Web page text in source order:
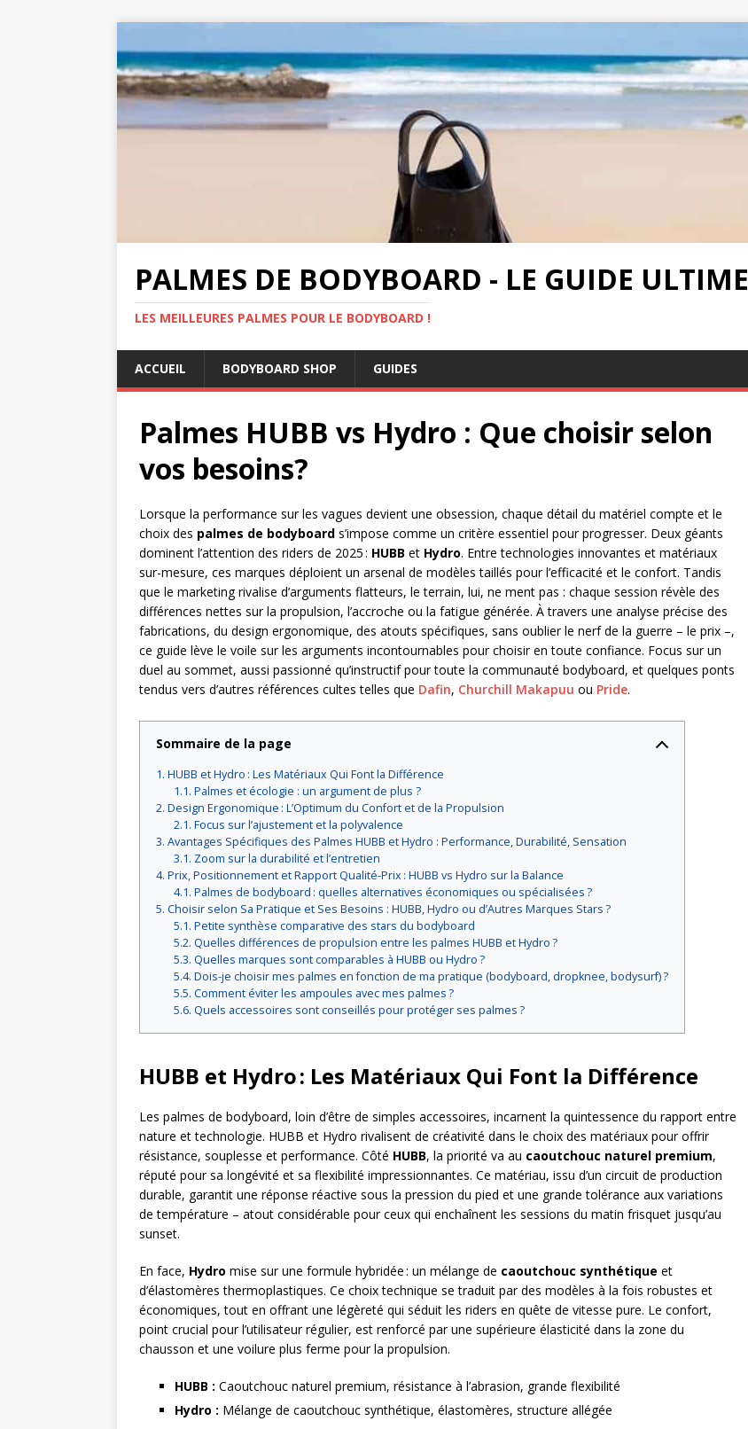
PALMES DE BODYBOARD - LE GUIDE ULTIME
LES MEILLEURES PALMES POUR LE BODYBOARD !
ACCUEIL BODYBOARD SHOP GUIDES
Palmes HUBB vs Hydro : Que choisir selon
vos besoins?
Lorsque la performance sur les vagues devient une obsession, chaque détail du matériel compte et le
choix des palmes de bodyboard s’impose comme un critère essentiel pour progresser. Deux géants
dominent l’attention des riders de 2025 : HUBB et Hydro. Entre technologies innovantes et matériaux
sur-mesure, ces marques déploient un arsenal de modèles taillés pour l’efficacité et le confort. Tandis
que le marketing rivalise d’arguments flatteurs, le terrain, lui, ne ment pas : chaque session révèle des
différences nettes sur la propulsion, l’accroche ou la fatigue générée. À travers une analyse précise des
fabrications, du design ergonomique, des atouts spécifiques, sans oublier le nerf de la guerre – le prix –,
ce guide lève le voile sur les arguments incontournables pour choisir en toute confiance. Focus sur un
duel au sommet, aussi passionné qu’instructif pour toute la communauté bodyboard, et quelques ponts
tendus vers d’autres références cultes telles que Dafin, Churchill Makapuu ou Pride.
Sommaire de la page
HUBB et Hydro : Les Matériaux Qui Font la Différence
Palmes et écologie : un argument de plus ?
Design Ergonomique : L’Optimum du Confort et de la Propulsion
Focus sur l’ajustement et la polyvalence
Avantages Spécifiques des Palmes HUBB et Hydro : Performance, Durabilité, Sensation
Zoom sur la durabilité et l’entretien
Prix, Positionnement et Rapport Qualité-Prix : HUBB vs Hydro sur la Balance
Palmes de bodyboard : quelles alternatives économiques ou spécialisées ?
Choisir selon Sa Pratique et Ses Besoins : HUBB, Hydro ou d’Autres Marques Stars ?
Petite synthèse comparative des stars du bodyboard
Quelles différences de propulsion entre les palmes HUBB et Hydro ?
Quelles marques sont comparables à HUBB ou Hydro ?
Dois-je choisir mes palmes en fonction de ma pratique (bodyboard, dropknee, bodysurf) ?
Comment éviter les ampoules avec mes palmes ?
Quels accessoires sont conseillés pour protéger ses palmes ?
HUBB et Hydro : Les Matériaux Qui Font la Différence
Les palmes de bodyboard, loin d’être de simples accessoires, incarnent la quintessence du rapport entre
nature et technologie. HUBB et Hydro rivalisent de créativité dans le choix des matériaux pour offrir
résistance, souplesse et performance. Côté HUBB, la priorité va au caoutchouc naturel premium,
réputé pour sa longévité et sa flexibilité impressionnantes. Ce matériau, issu d’un circuit de production
durable, garantit une réponse réactive sous la pression du pied et une grande tolérance aux variations
de température – atout considérable pour ceux qui enchaînent les sessions du matin frisquet jusqu’au
sunset.
En face, Hydro mise sur une formule hybridée : un mélange de caoutchouc synthétique et
d’élastomères thermoplastiques. Ce choix technique se traduit par des modèles à la fois robustes et
économiques, tout en offrant une légèreté qui séduit les riders en quête de vitesse pure. Le confort,
point crucial pour l’utilisateur régulier, est renforcé par une supérieure élasticité dans la zone du
chausson et une voilure plus ferme pour la propulsion.
HUBB : Caoutchouc naturel premium, résistance à l’abrasion, grande flexibilité
Hydro : Mélange de caoutchouc synthétique, élastomères, structure allégée